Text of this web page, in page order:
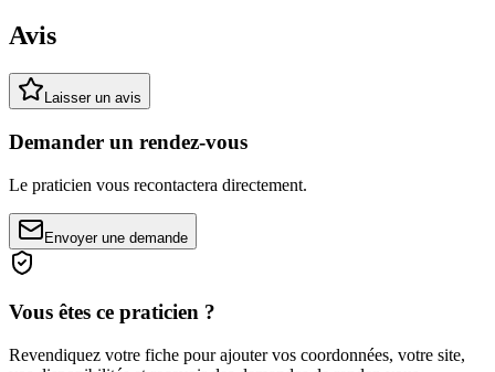
Avis
Laisser un avis
Demander un rendez-vous
Le praticien vous recontactera directement.
Envoyer une demande
Vous êtes ce praticien ?
Revendiquez votre fiche pour ajouter vos coordonnées, votre site,